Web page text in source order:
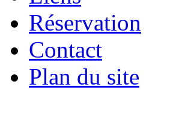
Réservation
Contact
Plan du site